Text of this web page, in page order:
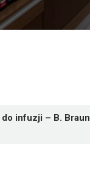
infuzji – B. Braun